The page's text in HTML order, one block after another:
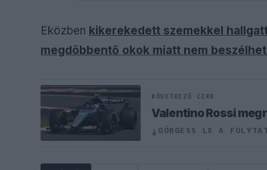
Eközben kikerekedett szemekkel
megdöbbentő okok miatt nem
KÖVETKEZŐ CIKK
Valentino Rossi
↓ GÖRGESS LE A